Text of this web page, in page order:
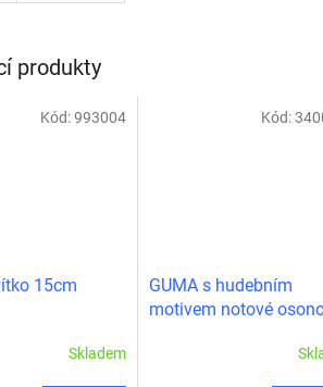
produkty
15cm
Skladem
Kód:993004
GUMA s hudebním
motivem notové
Kód: